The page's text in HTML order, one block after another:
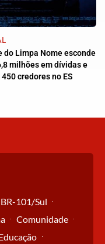
do Limpa Nome esconde
milhões em dívidas e
credores no ES
BR-101/Sul
Comunidade